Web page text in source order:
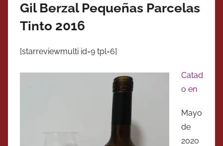
Gil Berzal Pequeñas Parcelas
Tinto 2016
[starreviewmulti id=9 tpl=6]
Catad
o en
Mayo
de
2020